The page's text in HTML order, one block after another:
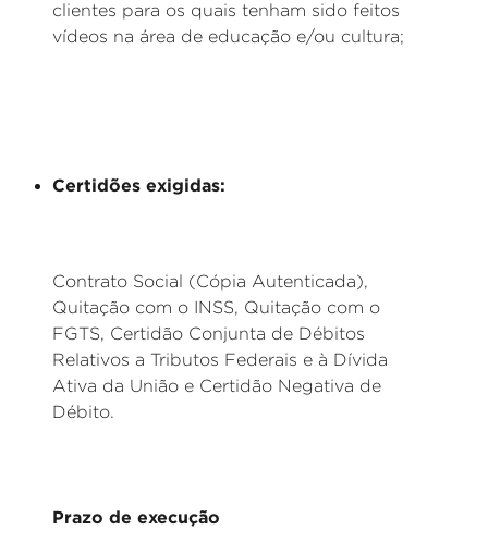
clientes para os quais tenham sido feitos
vídeos na área de educação e/ou cultura;
Certidões exigidas:
Contrato Social (Cópia Autenticada),
Quitação com o INSS, Quitação com o
FGTS, Certidão Conjunta de Débitos
Relativos a Tributos Federais e à Dívida
Ativa da União e Certidão Negativa de
Débito.
Prazo de execução